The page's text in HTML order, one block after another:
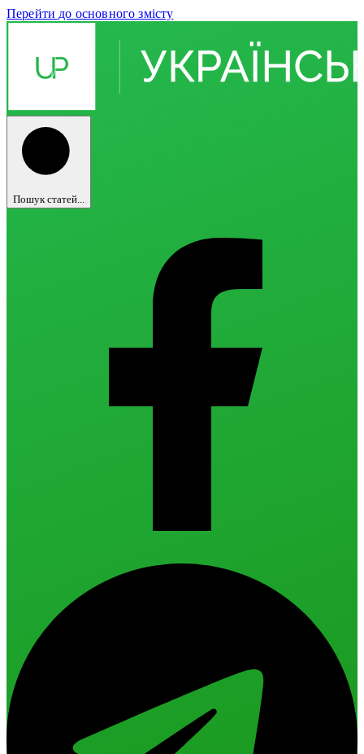
Перейти до основного змісту
Пошук статей...